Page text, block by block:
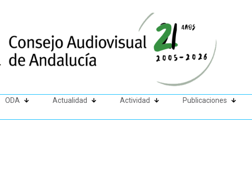
ODA Actualidad Actividad Publicaciones